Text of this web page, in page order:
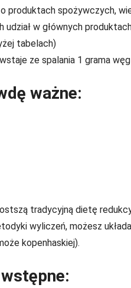
produktach spożywczych,
udział w głównych
tabelach)
ze spalania 1 grama
ważne:
tradycyjną dietę
wyliczeń, możesz
kopenhaskiej).